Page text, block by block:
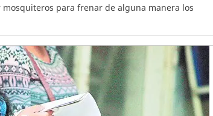
para frenar de alguna manera los